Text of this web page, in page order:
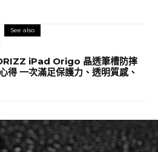
See also
iPad Origo 晶透筆槽防摔
得 一次滿足保護力、透明質感、